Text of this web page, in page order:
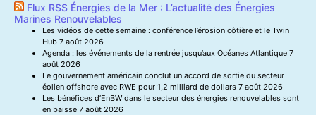
Flux RSS Énergies de la Mer : L’actualité des Énergies
Marines Renouvelables
Les vidéos de cette semaine : conférence l’érosion côtière et le Twin
Hub 7 août 2026
Agenda : les événements de la rentrée jusqu’aux Océanes Atlantique 7
août 2026
Le gouvernement américain conclut un accord de sortie du secteur
éolien offshore avec RWE pour 1,2 milliard de dollars 7 août 2026
Les bénéfices d’EnBW dans le secteur des énergies renouvelables sont
en baisse 7 août 2026